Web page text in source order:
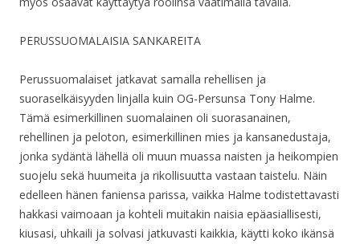
PERUSSUOMALAISIA SANKAREITA
Perussuomalaiset jatkavat samalla rehellisen ja
suoraselkäisyyden linjalla kuin OG-Persunsa Tony Halme.
Tämä esimerkillinen suomalainen oli suorasanainen,
rehellinen ja peloton, esimerkillinen mies ja kansanedustaja,
jonka sydäntä lähellä oli muun muassa naisten ja heikompien
suojelu sekä huumeita ja rikollisuutta vastaan taistelu. Näin
edelleen hänen faniensa parissa, vaikka Halme todistettavasti
hakkasi vaimoaan ja kohteli muitakin naisia epäasiallisesti,
kiusasi, uhkaili ja solvasi jatkuvasti kaikkia, käytti koko ikänsä